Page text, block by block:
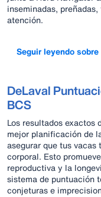
inseminadas,
atención.
Seguir leyendo
DeLaval
BCS
Los resultados exactos
mejor planificación de
asegurar que tus vacas
corporal. Esto
reproductiva y la
sistema de puntuación
conjeturas e